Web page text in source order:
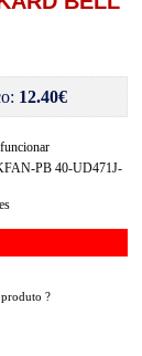
12.40€
PB 40-UD471J-
?